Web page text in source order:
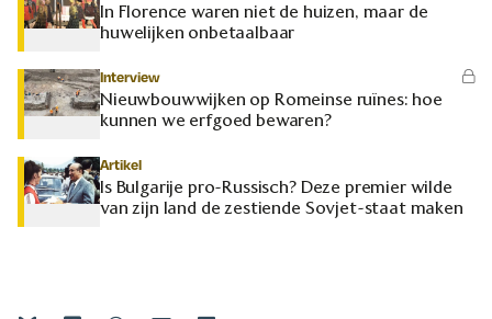
In Florence waren niet de huizen, maar de
huwelijken onbetaalbaar
Interview
Nieuwbouwwijken op Romeinse ruïnes: hoe
kunnen we erfgoed bewaren?
Artikel
Is Bulgarije pro-Russisch? Deze premier wilde
van zijn land de zestiende Sovjet-staat maken